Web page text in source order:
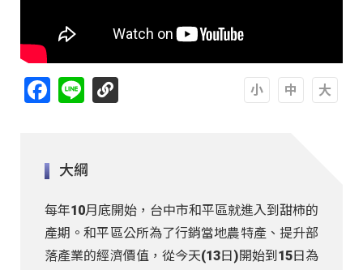
Facebook
Line
大綱
每年10月底開始，台中市和平區就進入到甜柿的
產期。和平區公所為了行銷當地農特產、提升部
落產業的經濟價值，從今天(13日)開始到15日為